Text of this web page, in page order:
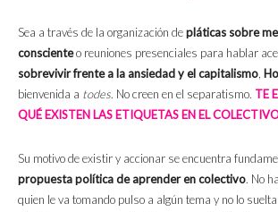
Sea a través de la organización depláticas sobre
conscienteo reuniones presenciales para hablar
sobrevivir frente a la ansiedad y el capitalismo,
bienvenida a todes. No creen en el separatismo. TE
QUÉ EXISTEN LAS ETIQUETAS EN EL
Su motivo de existir y accionar se encuentra
propuesta política de aprender en colectivo. No
quien le va tomando pulso a algún tema y no lo